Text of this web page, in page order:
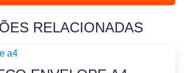
RELACIONADAS